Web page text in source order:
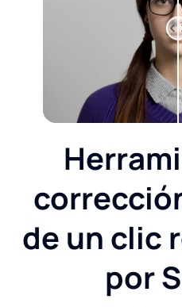
de un clic
por